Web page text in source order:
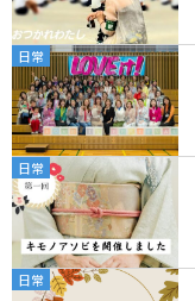
日常
日常
日常